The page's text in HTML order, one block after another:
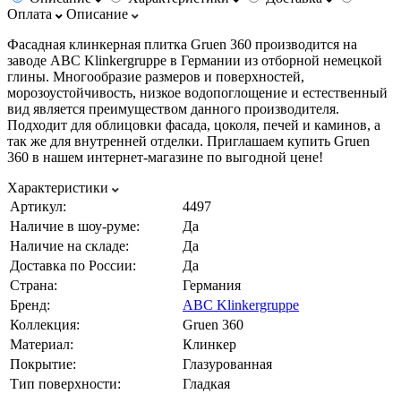
Оплата
Описание
Фасадная клинкерная плитка Gruen 360 производится на
заводе ABC Klinkergruppe в Германии из отборной немецкой
глины. Многообразие размеров и поверхностей,
морозоустойчивость, низкое водопоглощение и естественный
вид является преимуществом данного производителя.
Подходит для облицовки фасада, цоколя, печей и каминов, а
так же для внутренней отделки. Приглашаем купить Gruen
360 в нашем интернет-магазине по выгодной цене!
Характеристики
Артикул:
4497
Наличие в шоу-руме:
Да
Наличие на складе:
Да
Доставка по России:
Да
Страна:
Германия
Бренд:
ABC Klinkergruppe
Коллекция:
Gruen 360
Материал:
Клинкер
Покрытие:
Глазурованная
Тип поверхности:
Гладкая